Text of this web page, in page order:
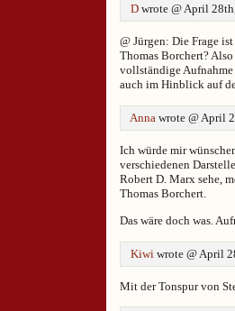
D wrote @ April
@ Jürgen: Die Frage
Thomas Borchert?
vollständige
auch im Hinblick auf
Anna wrote @ April
Ich würde mir
verschiedenen
Robert D. Marx sehe,
Thomas Borchert.
Das wäre doch was.
Kiwi wrote @ April
Mit der Tonspur von